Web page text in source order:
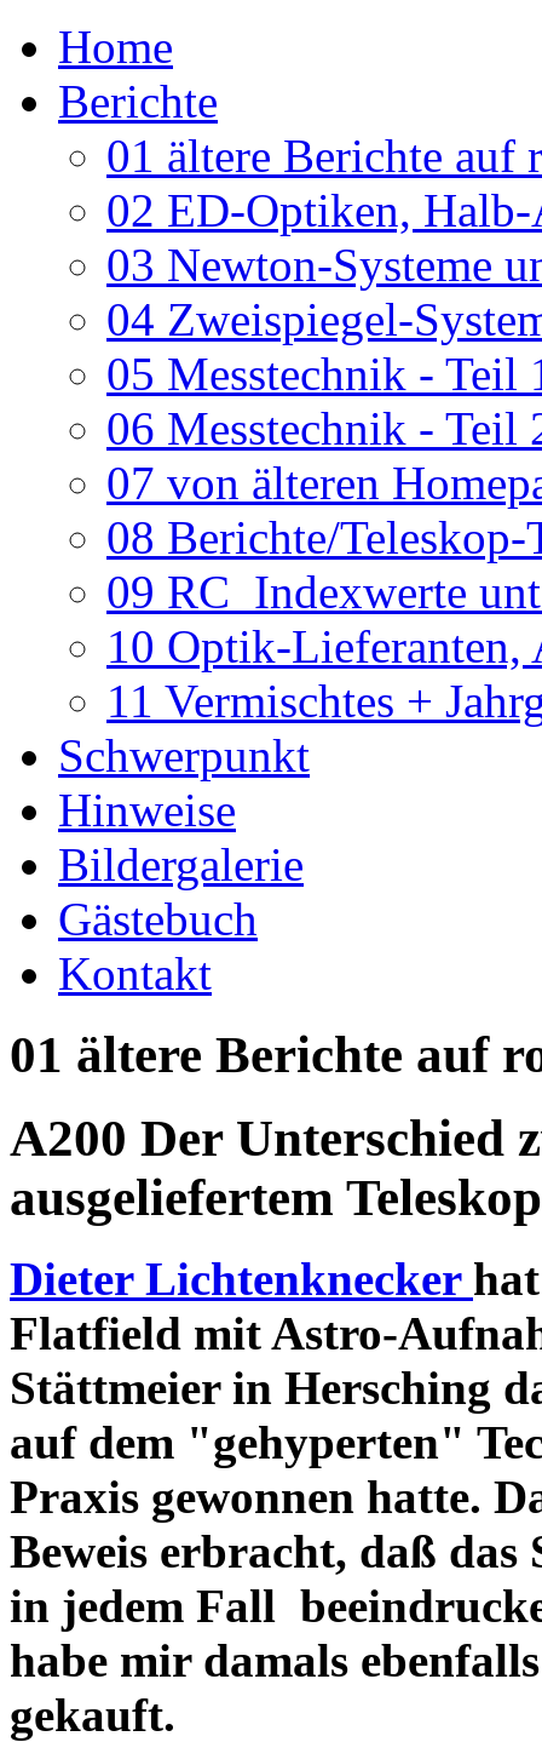
Home
Berichte
01 ältere Berichte auf
02 ED-Optiken, Halb-
03 Newton-Systeme
04 Zweispiegel-
05 Messtechnik - Teil
06 Messtechnik - Teil
07 von älteren
08 Berichte/
09 RC_Indexwerte
10 Optik-Lieferanten,
11 Vermischtes +
Schwerpunkt
Hinweise
Bildergalerie
Gästebuch
Kontakt
01 ältere Berichte auf
A200 Der Unterschied
ausgeliefertem
Dieter Lichtenknecker
Flatfield mit Astro-
Stättmeier in Hersching
auf dem "gehyperten"
Praxis gewonnen hatte.
Beweis erbracht, daß das
in jedem Fall
habe mir damals
gekauft.